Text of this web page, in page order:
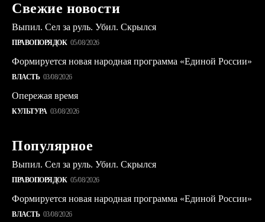
Свежие новости
Выпил. Сел за руль. Убил. Скрылся
ПРАВОПОРЯДОК 05/08/2026
Формируется новая народная программа «Единой России»
ВЛАСТЬ 03/08/2026
Опережая время
КУЛЬТУРА 03/08/2026
Популярное
Выпил. Сел за руль. Убил. Скрылся
ПРАВОПОРЯДОК 05/08/2026
Формируется новая народная программа «Единой России»
ВЛАСТЬ 03/08/2026